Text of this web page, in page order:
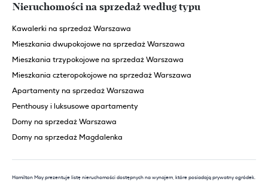
Nieruchomości na sprzedaż według typu
Kawalerki na sprzedaż Warszawa
Mieszkania dwupokojowe na sprzedaż Warszawa
Mieszkania trzypokojowe na sprzedaż Warszawa
Mieszkania czteropokojowe na sprzedaż Warszawa
Apartamenty na sprzedaż Warszawa
Penthousy i luksusowe apartamenty
Domy na sprzedaż Warszawa
Domy na sprzedaż Magdalenka
Hamilton May prezentuje listę nieruchomości dostępnych na wynajem, które posiadają prywatny ogródek.